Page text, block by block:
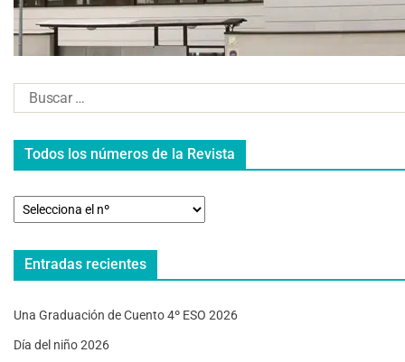
Todos los números de la Revista
Entradas recientes
Una Graduación de Cuento 4º ESO 2026
Día del niño 2026